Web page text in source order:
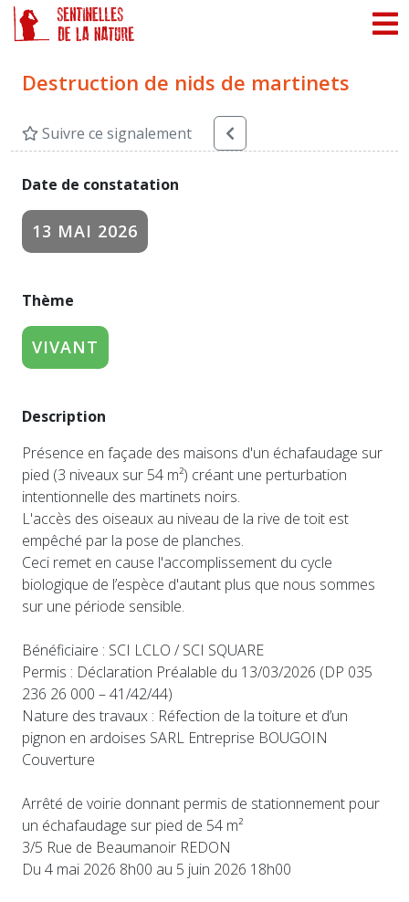
Destruction de nids de martinets
Suivre ce signalement
Date de constatation
13 MAI 2026
Thème
VIVANT
Description
Présence en façade des maisons d'un échafaudage sur
pied (3 niveaux sur 54 m²) créant une perturbation
intentionnelle des martinets noirs.
L'accès des oiseaux au niveau de la rive de toit est
empêché par la pose de planches.
Ceci remet en cause l'accomplissement du cycle
biologique de l’espèce d'autant plus que nous sommes
sur une période sensible.
Bénéficiaire : SCI LCLO / SCI SQUARE
Permis : Déclaration Préalable du 13/03/2026 (DP 035
236 26 000 – 41/42/44)
Nature des travaux : Réfection de la toiture et d’un
pignon en ardoises SARL Entreprise BOUGOIN
Couverture
Arrêté de voirie donnant permis de stationnement pour
un échafaudage sur pied de 54 m²
3/5 Rue de Beaumanoir REDON
Du 4 mai 2026 8h00 au 5 juin 2026 18h00
Panneau de gestion des cookies